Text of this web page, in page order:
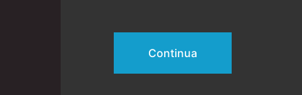
Continua